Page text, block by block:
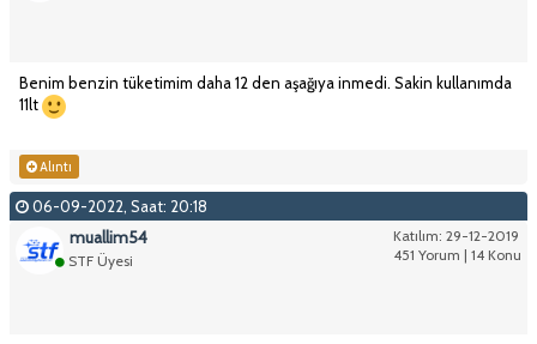
Benim benzin tüketimim daha 12 den aşağıya inmedi. Sakin kullanımda
11lt
Alıntı
06-09-2022, Saat: 20:18
Katılım: 29-12-2019
451 Yorum | 14 Konu
muallim54
STF Üyesi